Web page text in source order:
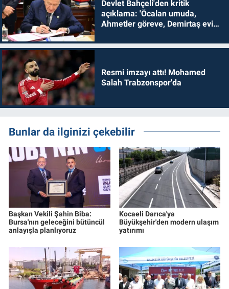
Devlet Bahçeli'den kritik
açıklama: 'Öcalan umuda,
Ahmetler göreve, Demirtaş evine
Resmi imzayı attı! Mohamed
Salah Trabzonspor'da
Bunlar da ilginizi çekebilir
Başkan Vekili Şahin Biba:
Bursa'nın geleceğini bütüncül
anlayışla planlıyoruz
Kocaeli Darıca'ya
Büyükşehir'den modern ulaşım
yatırımı